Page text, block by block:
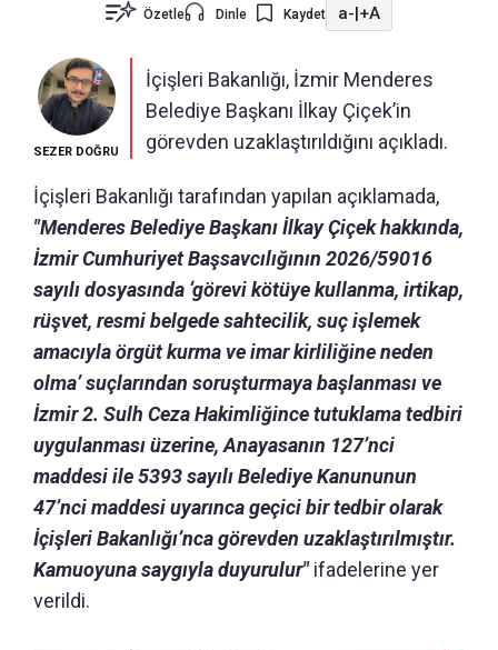
Özetle Dinle Kaydet a-|+A
SEZER DOĞRU
İçişleri Bakanlığı, İzmir Menderes
Belediye Başkanı İlkay Çiçek’in
görevden uzaklaştırıldığını açıkladı.
İçişleri Bakanlığı tarafından yapılan açıklamada,
"Menderes Belediye Başkanı İlkay Çiçek hakkında,
İzmir Cumhuriyet Başsavcılığının 2026/59016
sayılı dosyasında ‘görevi kötüye kullanma, irtikap,
rüşvet, resmi belgede sahtecilik, suç işlemek
amacıyla örgüt kurma ve imar kirliliğine neden
olma’ suçlarından soruşturmaya başlanması ve
İzmir 2. Sulh Ceza Hakimliğince tutuklama tedbiri
uygulanması üzerine, Anayasanın 127’nci
maddesi ile 5393 sayılı Belediye Kanununun
47’nci maddesi uyarınca geçici bir tedbir olarak
İçişleri Bakanlığı’nca görevden uzaklaştırılmıştır.
Kamuoyuna saygıyla duyurulur"ifadelerine yer
verildi.